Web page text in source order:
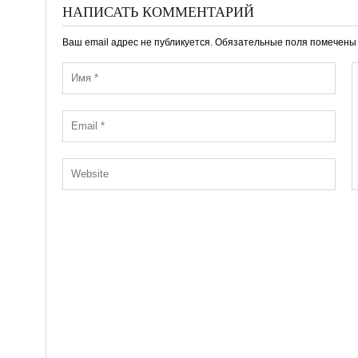
НАПИСАТЬ КОММЕНТАРИЙ
Ваш email адрес не публикуется. Обязательные поля помечены